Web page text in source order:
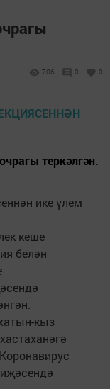
706 0 0
теркәлгән.
ике үлем
кеше
белән
кыз